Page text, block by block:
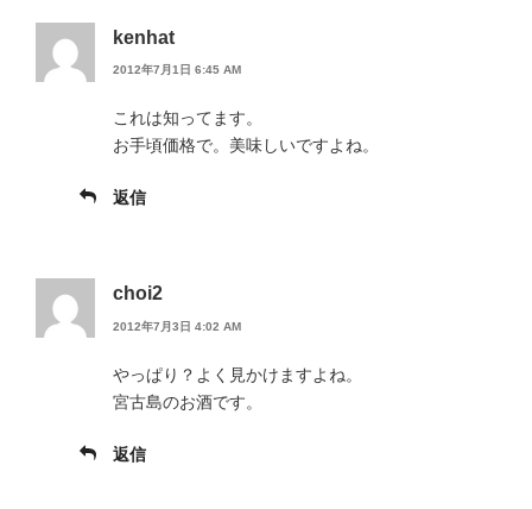
kenhat
2012年7月1日 6:45 AM
これは知ってます。
お手頃価格で。美味しいですよね。
返信
choi2
2012年7月3日 4:02 AM
やっぱり？よく見かけますよね。
宮古島のお酒です。
返信